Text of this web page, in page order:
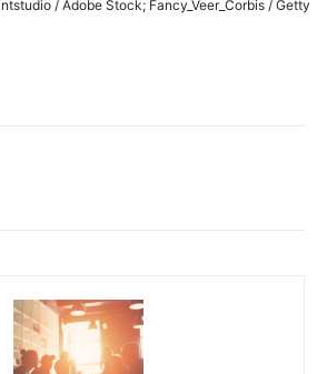
/ Adobe Stock; Fancy_Veer_Corbis / Getty